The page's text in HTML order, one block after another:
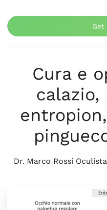
Get
Cura e
Dr. Marco Rossi